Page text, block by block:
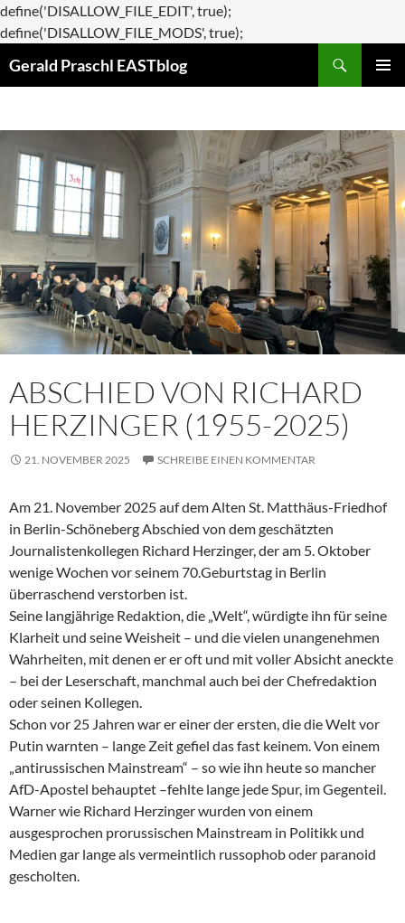
define('DISALLOW_FILE_EDIT', true);
define('DISALLOW_FILE_MODS', true);
Gerald Praschl EASTblog
ABSCHIED VON RICHARD
HERZINGER (1955-2025)
21. NOVEMBER 2025 SCHREIBE EINEN KOMMENTAR
Am 21. November 2025 auf dem Alten St. Matthäus-Friedhof
in Berlin-Schöneberg Abschied von dem geschätzten
Journalistenkollegen Richard Herzinger, der am 5. Oktober
wenige Wochen vor seinem 70.Geburtstag in Berlin
überraschend verstorben ist.
Seine langjährige Redaktion, die „Welt“, würdigte ihn für seine
Klarheit und seine Weisheit – und die vielen unangenehmen
Wahrheiten, mit denen er er oft und mit voller Absicht aneckte
– bei der Leserschaft, manchmal auch bei der Chefredaktion
oder seinen Kollegen.
Schon vor 25 Jahren war er einer der ersten, die die Welt vor
Putin warnten – lange Zeit gefiel das fast keinem. Von einem
„antirussischen Mainstream“ – so wie ihn heute so mancher
AfD-Apostel behauptet –fehlte lange jede Spur, im Gegenteil.
Warner wie Richard Herzinger wurden von einem
ausgesprochen prorussischen Mainstream in Politikk und
Medien gar lange als vermeintlich russophob oder paranoid
gescholten.